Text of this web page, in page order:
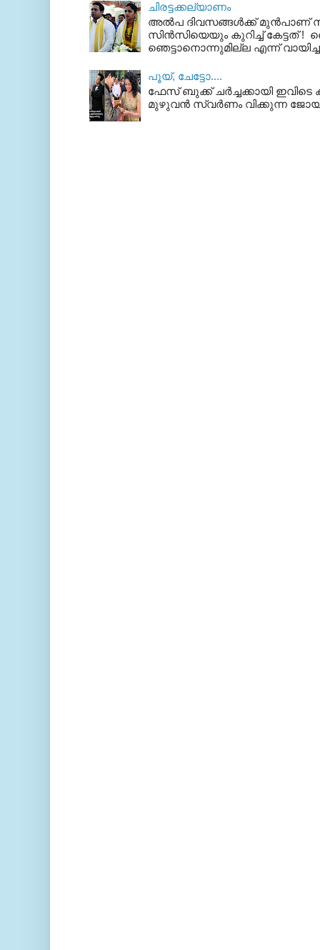
ചിരട്ടക്കല്യാണം
അല്‍പ ദിവസങ്ങള്‍ക്ക് മുന്‍പാണ്
സിന്‍സിയെയും കുറിച്ച് കേട്ടത് !
ഞെട്ടാനൊന്നുമില്ല എന്ന്
പൂയ്‌, ചേട്ടോ....
ഫേസ് ബുക്ക്‌ ചര്‍ച്ചക്കായി
മുഴുവന്‍ സ്വര്‍ണം വിക്കുന്ന